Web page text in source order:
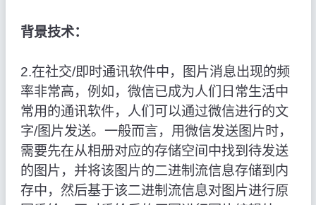
背景技术：
2.在社交/即时通讯软件中，图片消息出现的频
率非常高，例如，微信已成为人们日常生活中
常用的通讯软件，人们可以通过微信进行的文
字/图片发送。一般而言，用微信发送图片时，
需要先在从相册对应的存储空间中找到待发送
的图片，并将该图片的二进制流信息存储到内
存中，然后基于该二进制流信息对图片进行原